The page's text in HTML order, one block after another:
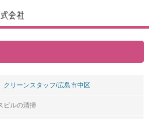
クリーンスタッフ/広島市中区
ビルの清掃